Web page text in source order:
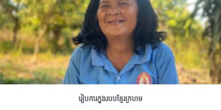
រៀបការក្នុងរបបខ្មែរក្រហម